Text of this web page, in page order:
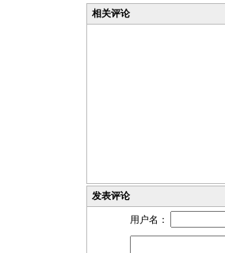
相关评论
发表评论
用户名：